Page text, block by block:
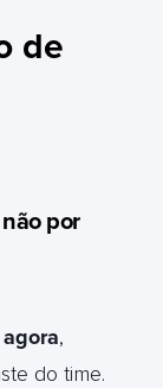
de
por
,
do time.